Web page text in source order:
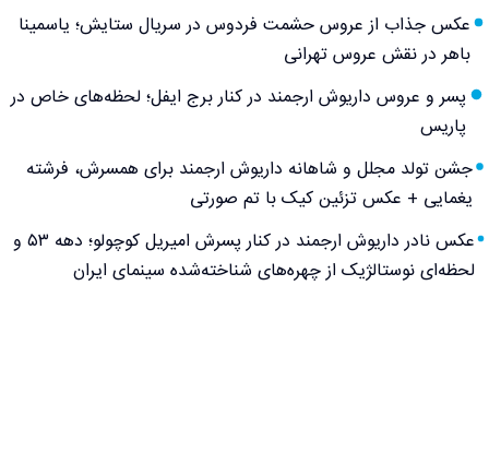
عکس جذاب از عروس حشمت فردوس در سریال ستایش؛ یاسمینا
باهر در نقش عروس تهرانی
پسر و عروس داریوش ارجمند در کنار برج ایفل؛ لحظه‌های خاص در
پاریس
جشن تولد مجلل و شاهانه داریوش ارجمند برای همسرش، فرشته
یغمایی + عکس تزئین کیک با تم صورتی
عکس نادر داریوش ارجمند در کنار پسرش امیریل کوچولو؛ دهه ۵۳ و
لحظه‌ای نوستالژیک از چهره‌های شناخته‌شده سینمای ایران